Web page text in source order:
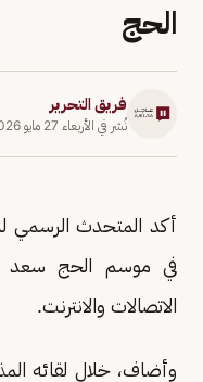
الحج
فريق التحرير
نُشر في الأربعاء 27 مايو 2026
أكد المتحدث الرسمي
في موسم الحج سعد
الاتصالات والانترنت.
وأضاف، خلال لقائه